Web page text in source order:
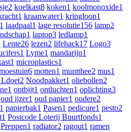
2 koelkast8 koken1 koolmonoxide1
1 kraanwater1 kringloop1
1 laadpaal1 lage resolutie156 lamp2
1 laptop3 ledlamp1
Lente26 lezen2 lifehack17 Logo3
1 Lyme1 mandarijn1
1 microplastics1
6 motten1 muntthee2 mus1
2 Noodpakket1 oliebollen2
1 ontbijt1 ontluchten1 oplichting3
oud ijzer1 oud papier1 oudere2
1 papierbak1 Pasen1 pedicure1 pesto2
1 Postcode Loterij Buurtfonds1
Preppen1 radiator2 ragout1 ramen